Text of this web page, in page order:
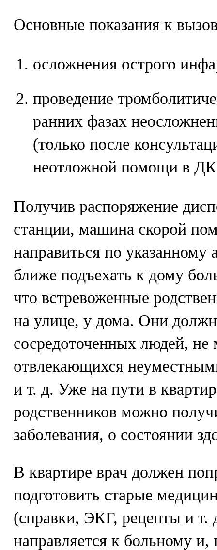
Основные показания к
осложнения острого
проведение
ранних фазах
(только после
неотложной помощи в
Получив распоряжение
станции, машина скорой
направиться по указанному
ближе подъехать к дому
что встревоженные
на улице, у дома. Они
сосредоточенных людей,
отвлекающихся
и т. д. Уже на пути в
родственников можно
заболевания, о состоянии
В квартире врач должен
подготовить старые
(справки, ЭКГ, рецепты и т.
направляется к больному